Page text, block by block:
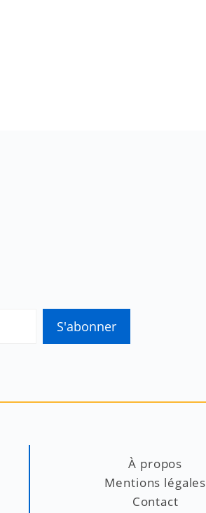
À propos
Mentions légales
Contact